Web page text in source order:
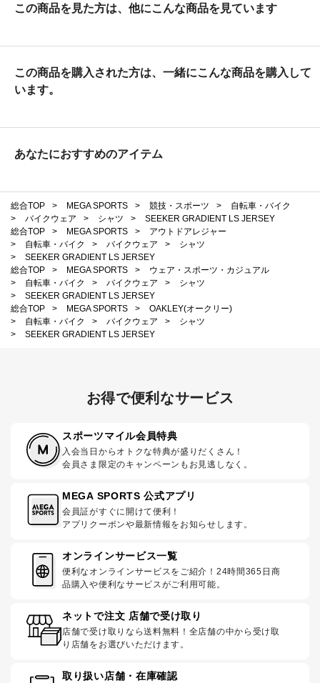
この商品を見た方は、他にこんな商品を見ています
この商品を購入された方は、一緒にこんな商品を購入して
います。
あなたにおすすめのアイテム
総合TOP > MEGA SPORTS > 競技・スポーツ >
自転車・バイク
>
バイクウェア > シャツ >
SEEKER GRADIENT LS JERSEY
総合TOP
> MEGA SPORTS >
アウトドアレジャー
>
自転車・バイク > バイクウェア >
シャツ
>
SEEKER GRADIENT LS JERSEY
総合TOP
> MEGA SPORTS >
ウェア・スポーツ・カジュアル
>
自転車・バイク > バイクウェア >
シャツ
>
SEEKER GRADIENT LS JERSEY
総合TOP
> MEGA SPORTS >
OAKLEY(オークリー)
>
自転車・バイク > バイクウェア >
シャツ
>
SEEKER GRADIENT LS JERSEY
お得で便利なサービス
スポーツマイル会員特典
入会当日からオトクな特典が盛りだくさん！
会員さま限定のキャンペーンもお見逃しなく。
MEGA SPORTS 公式アプリ
会員証がすぐに開けて便利！
アプリクーポンや最新情報をお知らせします。
オンラインサービス一覧
便利なオンラインサービスをご紹介！24時間365日商
品購入や便利なサービスがご利用可能。
ネットで注文 店舗で受け取り
店舗で受け取りなら送料無料！全店舗の中から受け取
り店舗をお選びいただけます。
取り扱い店舗・在庫確認